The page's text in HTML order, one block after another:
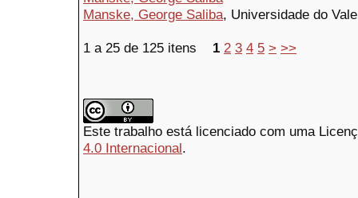
Manske, George Saliba, Universidade do
1 a 25 de 125 itens 1 2 3 4 5 > >>
Este trabalho está licenciado com uma
4.0 Internacional.